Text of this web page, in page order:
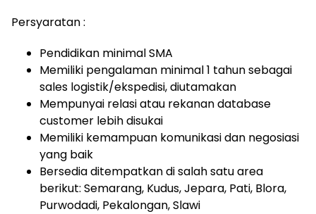
Persyaratan :
Pendidikan minimal SMA
Memiliki pengalaman minimal 1 tahun sebagai
sales logistik/ekspedisi, diutamakan
Mempunyai relasi atau rekanan database
customer lebih disukai
Memiliki kemampuan komunikasi dan negosiasi
yang baik
Bersedia ditempatkan di salah satu area
berikut: Semarang, Kudus, Jepara, Pati, Blora,
Purwodadi, Pekalongan, Slawi